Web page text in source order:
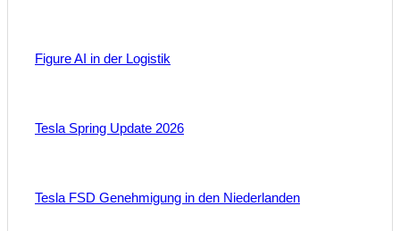
Figure AI in der Logistik
Tesla Spring Update 2026
Tesla FSD Genehmigung in den Niederlanden